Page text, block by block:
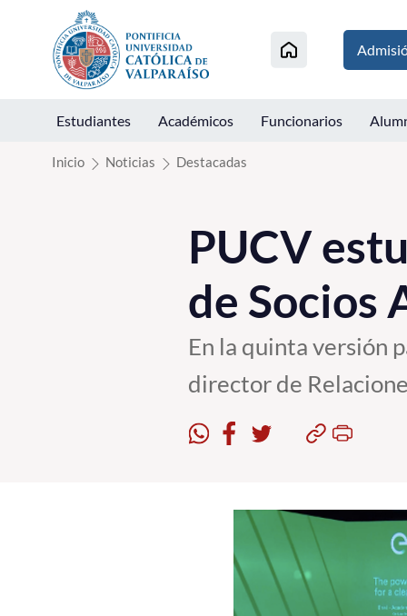
Click acá para ir directamente al contenido
Estudiantes Académicos Funcionarios
Inicio Noticias Destacadas
PUCV
de Socios
En la quinta versión
director de